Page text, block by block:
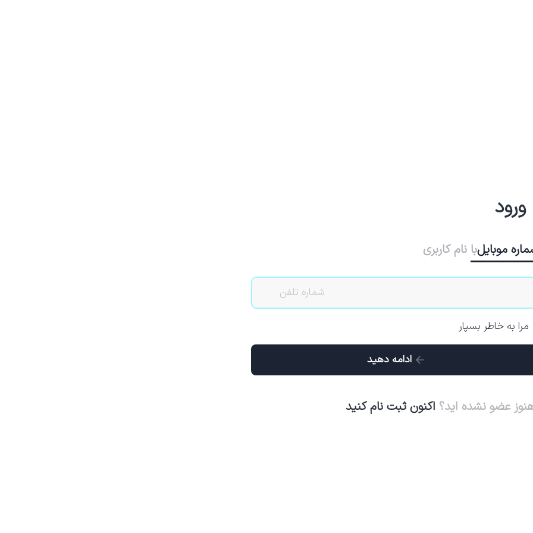
ورود
موبایلبا نام کاربری
مرا به خاطر بسپار
ادامه دهید
هنوز عضو نشده اید؟ اکنون ثبت نام کنید